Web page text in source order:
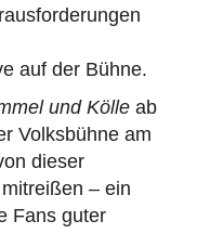
auf der Bühne.
und Kölle ab
Volksbühne am
dieser
– ein
Fans guter